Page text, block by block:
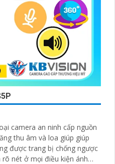
camera an ninh cấp nguồn
thu âm và loa giúp giúp
rõ nét ở mọi điều kiện ánh